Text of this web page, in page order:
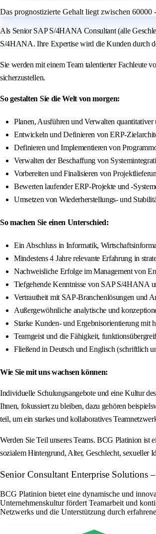
Das prognostizierte Gehalt liegt zwischen 60000
Als Senior SAP S/4HANA Consultant (alle
S/4HANA. Ihre Expertise wird die Kunden durch
Sie werden mit einem Team talentierter Fachleute
sicherzustellen.
So gestalten Sie die Welt von morgen:
Planen, Ausführen und Verwalten
Entwickeln und Definieren von ERP-
Definieren und Implementieren von
Verwalten der Beschaffung von
Vorbereiten und Finalisieren von
Bewerten laufender ERP-Projekte und -
Umsetzen von Wiederherstellungs- und
So machen Sie einen Unterschied:
Ein Abschluss in Informatik,
Mindestens 4 Jahre relevante Erfahrung in
Nachweisliche Erfolge im Management von
Tiefgehende Kenntnisse von SAP S/4HANA
Vertrautheit mit SAP-Branchenlösungen und
Außergewöhnliche analytische und
Starke Kunden- und Ergebnisorientierung mit
Teamgeist und die Fähigkeit,
Fließend in Deutsch und Englisch (schriftlich
Wie Sie mit uns wachsen können:
Individuelle Schulungsangebote und eine Kultur
Ihnen, fokussiert zu bleiben, dazu gehören
teil, um ein starkes und kollaboratives
Werden Sie Teil unseres Teams. BCG Platinion
sozialem Hintergrund, Alter, Geschlecht, sexueller
Senior Consultant Enterprise Solutions
BCG Platinion bietet eine dynamische und
Unternehmenskultur fördert Teamarbeit und
Netzwerks und die Unterstützung durch